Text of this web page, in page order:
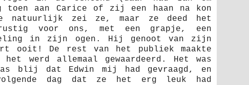
toen aan Carice of zij een haan na kon
natuurlijk zei ze, maar ze deed het
voor ons, met een grapje, een
in zijn ogen. Hij genoot van zijn
ooit! De rest van het publiek maakte
werd allemaal gewaardeerd. Het was
blij dat Edwin mij had gevraagd, en
dag dat ze het erg leuk had